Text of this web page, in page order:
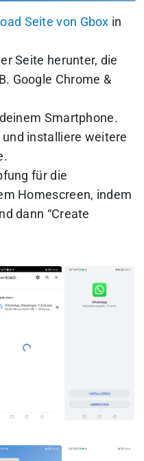
Seite von Gbox in
Seite herunter, die
Google Chrome &
Smartphone.
und installiere weitere
für die
Homescreen, indem
dann “Create